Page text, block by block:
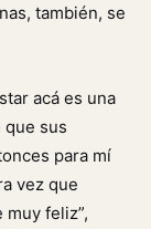
también, se
acá es una
que sus
para mí
vez que
muy feliz”,